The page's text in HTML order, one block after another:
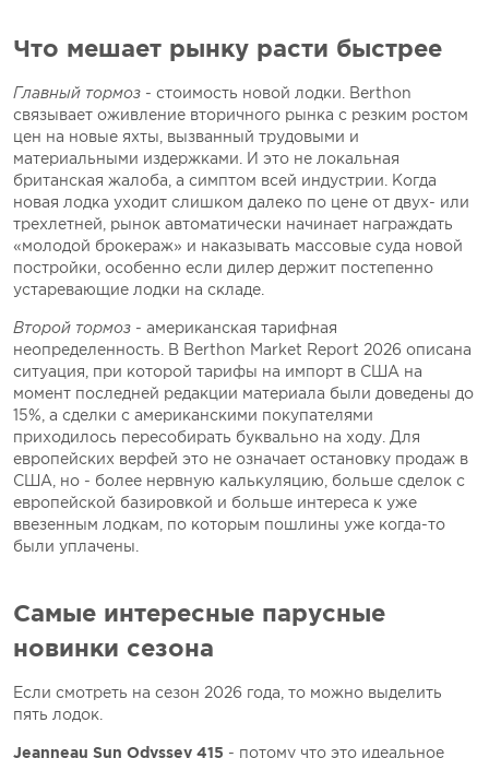
Что мешает рынку расти быстрее
Главный тормоз - стоимость новой лодки. Berthon
связывает оживление вторичного рынка с резким ростом
цен на новые яхты, вызванный трудовыми и
материальными издержками. И это не локальная
британская жалоба, а симптом всей индустрии. Когда
новая лодка уходит слишком далеко по цене от двух- или
трехлетней, рынок автоматически начинает награждать
«молодой брокераж» и наказывать массовые суда новой
постройки, особенно если дилер держит постепенно
устаревающие лодки на складе.
Второй тормоз - американская тарифная
неопределенность. В Berthon Market Report 2026 описана
ситуация, при которой тарифы на импорт в США на
момент последней редакции материала были доведены до
15%, а сделки с американскими покупателями
приходилось пересобирать буквально на ходу. Для
европейских верфей это не означает остановку продаж в
США, но - более нервную калькуляцию, больше сделок с
европейской базировкой и больше интереса к уже
ввезенным лодкам, по которым пошлины уже когда-то
были уплачены.
Самые интересные парусные
новинки сезона
Если смотреть на сезон 2026 года, то можно выделить
пять лодок.
Jeanneau Sun Odyssey 415 - потому что это идеальное